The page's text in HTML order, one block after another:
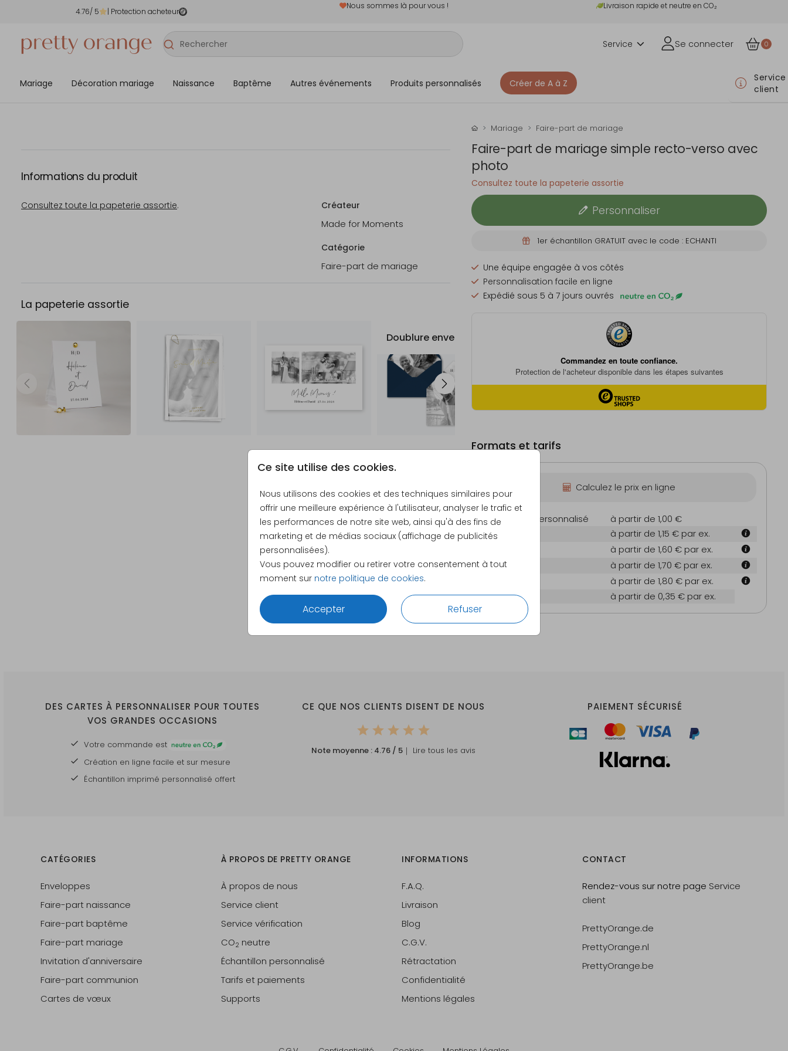
4.76/ 5 | Protection acheteur
Nous sommes là pour vous ! Livraison rapide et neutre en CO₂
Service Se connecter 0
Mariage Décoration mariage Naissance Baptême Autres événements Produits personnalisés Créer de A à Z
Service
client
Ce site utilise des cookies.
Nous utilisons des cookies et des techniques similaires pour
offrir une meilleure expérience à l'utilisateur, analyser le trafic et
les performances de notre site web, ainsi qu'à des fins de
marketing et de médias sociaux (affichage de publicités
personnalisées).
Vous pouvez modifier ou retirer votre consentement à tout
moment sur notre politique de cookies.
Accepter Refuser
Informations du produit
Consultez toute la papeterie assortie. Créateur
Made for Moments
Catégorie
Faire-part de mariage
La papeterie assortie
Doublure enveloppe
Mariage Faire-part de mariage
Faire-part de mariage simple recto-verso avec
photo
Consultez toute la papeterie assortie
Personnaliser
1er échantillon GRATUIT avec le code : ECHANTI
Une équipe engagée à vos côtés
Personnalisation facile en ligne
Expédié sous 5 à 7 jours ouvrés
Formats et tarifs
Calculez le prix en ligne
Échantillon personnalisé
à partir de 1,00 €
5.4 × 8.1 cm
à partir de 1,15 € par ex.
à partir de 1,60 € par ex.
11.4 × 17.1 cm
à partir de 1,70 € par ex.
à partir de 1,80 € par ex.
Enveloppes
à partir de 0,35 € par ex.
DES CARTES À PERSONNALISER POUR TOUTES
VOS GRANDES OCCASIONS
Votre commande est
Création en ligne facile et sur mesure
Échantillon imprimé personnalisé offert
CE QUE NOS CLIENTS DISENT DE NOUS
Note moyenne : 4.76 / 5 ｜ Lire tous les avis
PAIEMENT SÉCURISÉ
CATÉGORIES
Enveloppes
Faire-part naissance
Faire-part baptême
Faire-part mariage
Invitation d'anniversaire
Faire-part communion
Cartes de vœux
À PROPOS DE PRETTY ORANGE
À propos de nous
Service client
Service vérification
CO2 neutre
Échantillon personnalisé
Tarifs et paiements
Supports
INFORMATIONS
F.A.Q.
Livraison
Blog
C.G.V.
Rétractation
Confidentialité
Mentions légales
CONTACT
Rendez-vous sur notre page Service
client
PrettyOrange.de
PrettyOrange.nl
PrettyOrange.be